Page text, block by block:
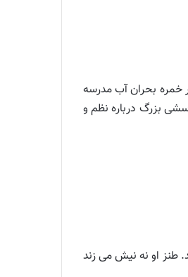
خمره بحران آب مدرسه
بزرگ درباره نظم و
طنز او نه نیش می زند